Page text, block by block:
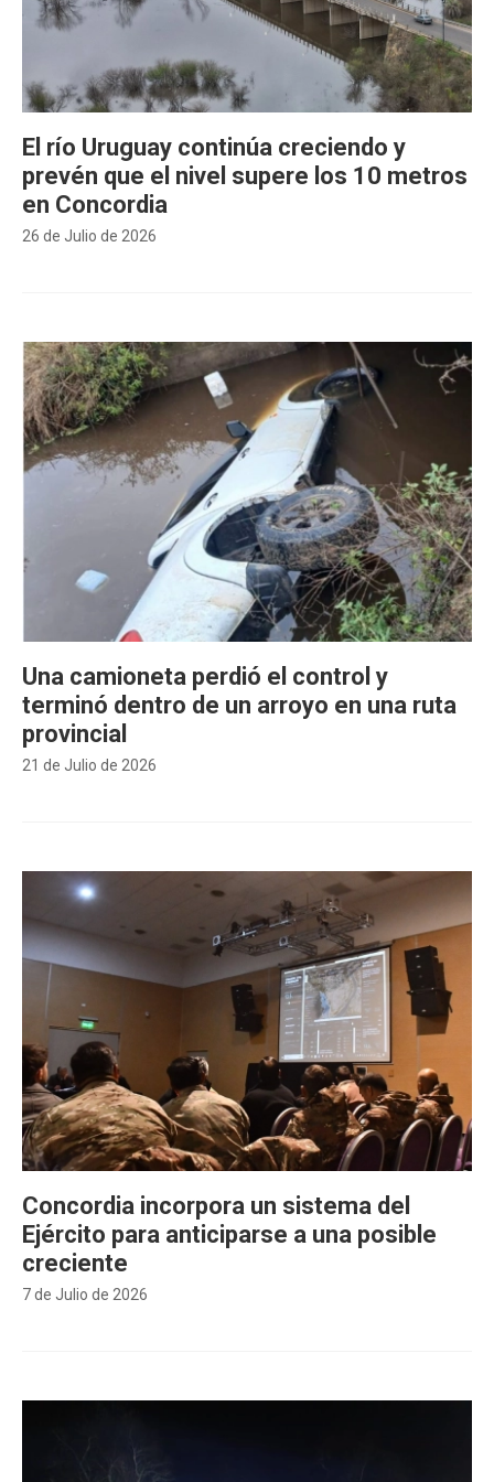
26 de Julio de 2026
El río Uruguay continúa creciendo y
prevén que el nivel supere los 10 metros
en Concordia
21 de Julio de 2026
Una camioneta perdió el control y
terminó dentro de un arroyo en una ruta
provincial
7 de Julio de 2026
Concordia incorpora un sistema del
Ejército para anticiparse a una posible
creciente